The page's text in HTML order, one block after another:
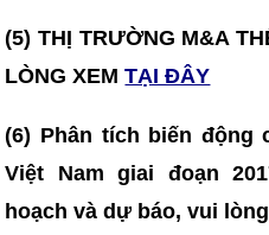
(5) THỊ TRƯỜNG M&A
LÒNG XEMTẠI ĐÂY
(6) Phân tích biến động
Việt Nam giai đoạn
hoạch và dự báo, vui